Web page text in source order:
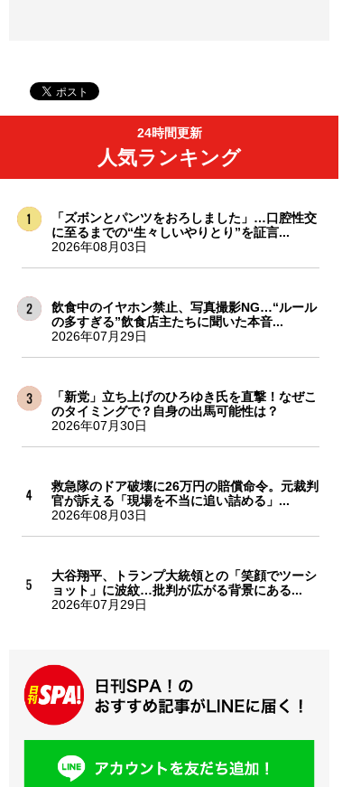
24時間更新
人気ランキング
「ズボンとパンツをおろしました」…口腔性交
に至るまでの“生々しいやりとり”を証言...
2026年08月03日
飲食中のイヤホン禁止、写真撮影NG…“ルール
の多すぎる”飲食店主たちに聞いた本音...
2026年07月29日
「新党」立ち上げのひろゆき氏を直撃！なぜこ
のタイミングで？自身の出馬可能性は？
2026年07月30日
救急隊のドア破壊に26万円の賠償命令。元裁判
官が訴える「現場を不当に追い詰める」...
2026年08月03日
大谷翔平、トランプ大統領との「笑顔でツーシ
ョット」に波紋…批判が広がる背景にある...
2026年07月29日